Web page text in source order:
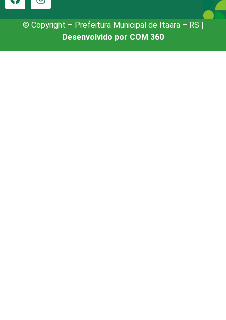
© Copyright – Prefeitura Municipal de Itaara – RS |
Desenvolvido por COM 360